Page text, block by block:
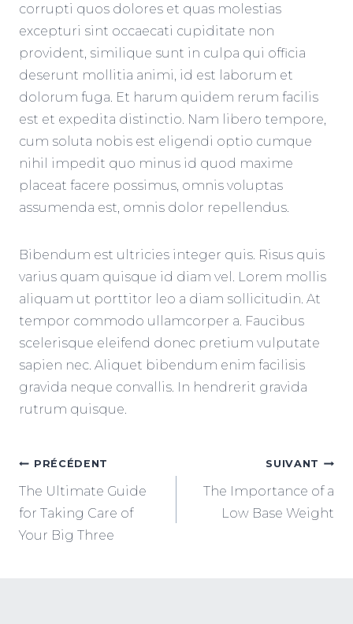
corrupti quos dolores et quas molestias
excepturi sint occaecati cupiditate non
provident, similique sunt in culpa qui officia
deserunt mollitia animi, id est laborum et
dolorum fuga. Et harum quidem rerum facilis
est et expedita distinctio. Nam libero tempore,
cum soluta nobis est eligendi optio cumque
nihil impedit quo minus id quod maxime
placeat facere possimus, omnis voluptas
assumenda est, omnis dolor repellendus.
Bibendum est ultricies integer quis. Risus quis
varius quam quisque id diam vel. Lorem mollis
aliquam ut porttitor leo a diam sollicitudin. At
tempor commodo ullamcorper a. Faucibus
scelerisque eleifend donec pretium vulputate
sapien nec. Aliquet bibendum enim facilisis
gravida neque convallis. In hendrerit gravida
rutrum quisque.
NAVIGATION
DE
L’ARTICLE
PRÉCÉDENT
The Ultimate Guide
for Taking Care of
Your Big Three
SUIVANT
The Importance of a
Low Base Weight